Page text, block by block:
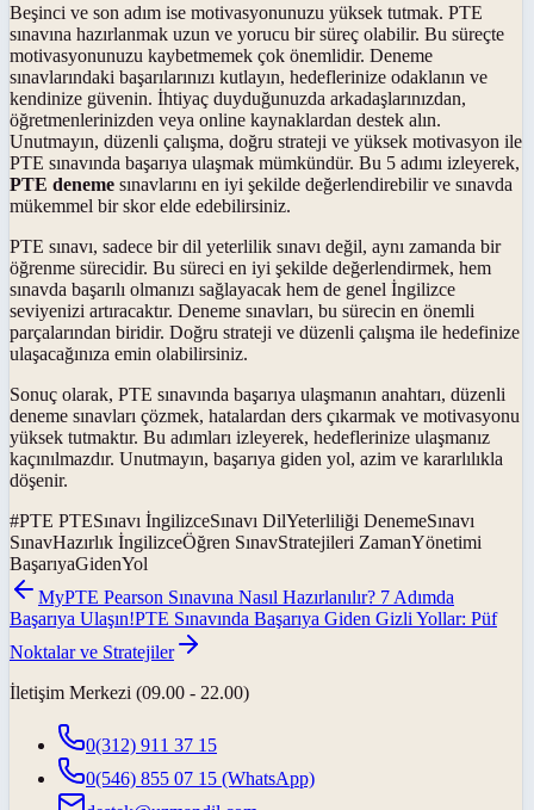
Beşinci ve son adım ise motivasyonunuzu yüksek tutmak. PTE
sınavına hazırlanmak uzun ve yorucu bir süreç olabilir. Bu süreçte
motivasyonunuzu kaybetmemek çok önemlidir. Deneme
sınavlarındaki başarılarınızı kutlayın, hedeflerinize odaklanın ve
kendinize güvenin. İhtiyaç duyduğunuzda arkadaşlarınızdan,
öğretmenlerinizden veya online kaynaklardan destek alın.
Unutmayın, düzenli çalışma, doğru strateji ve yüksek motivasyon ile
PTE sınavında başarıya ulaşmak mümkündür. Bu 5 adımı izleyerek,
PTE deneme sınavlarını en iyi şekilde değerlendirebilir ve sınavda
mükemmel bir skor elde edebilirsiniz.
PTE sınavı, sadece bir dil yeterlilik sınavı değil, aynı zamanda bir
öğrenme sürecidir. Bu süreci en iyi şekilde değerlendirmek, hem
sınavda başarılı olmanızı sağlayacak hem de genel İngilizce
seviyenizi artıracaktır. Deneme sınavları, bu sürecin en önemli
parçalarından biridir. Doğru strateji ve düzenli çalışma ile hedefinize
ulaşacağınıza emin olabilirsiniz.
Sonuç olarak, PTE sınavında başarıya ulaşmanın anahtarı, düzenli
deneme sınavları çözmek, hatalardan ders çıkarmak ve motivasyonu
yüksek tutmaktır. Bu adımları izleyerek, hedeflerinize ulaşmanız
kaçınılmazdır. Unutmayın, başarıya giden yol, azim ve kararlılıkla
döşenir.
#PTE PTESınavı İngilizceSınavı DilYeterliliği DenemeSınavı
SınavHazırlık İngilizceÖğren SınavStratejileri ZamanYönetimi
BaşarıyaGidenYol
MyPTE Pearson Sınavına Nasıl Hazırlanılır? 7 Adımda
Başarıya Ulaşın!PTE Sınavında Başarıya Giden Gizli Yollar: Püf
Noktalar ve Stratejiler
İletişim Merkezi (09.00 - 22.00)
0(312) 911 37 15
0(546) 855 07 15 (WhatsApp)